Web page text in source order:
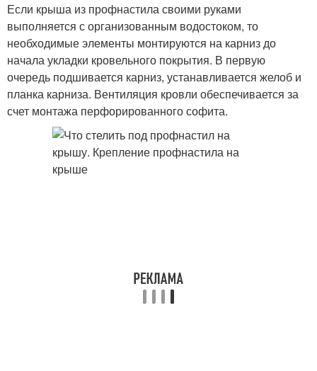
Если крыша из профнастила своими руками
выполняется с организованным водостоком, то
необходимые элементы монтируются на карниз до
начала укладки кровельного покрытия. В первую
очередь подшивается карниз, устанавливается желоб и
планка карниза. Вентиляция кровли обеспечивается за
счет монтажа перфорированного софита.